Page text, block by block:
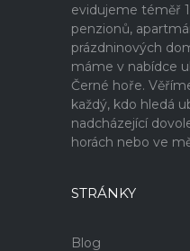
evidujeme téměř
penzionů,
prázdninových
máme v nabídce
Černé hoře.
každý, kdo hledá
nadcházející
horách nebo ve
STRÁNKY
Blog